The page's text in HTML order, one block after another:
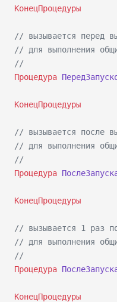
КонецПроцедуры
// вызывается перед
// для выполнения
//
Процедура
КонецПроцедуры
// вызывается после
// для выполнения
//
Процедура
КонецПроцедуры
// вызывается 1 раз
// для выполнения
//
Процедура
КонецПроцедуры